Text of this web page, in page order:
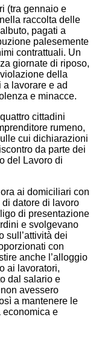
(tra gennaio e
raccolta delle
pagati a
palesemente
contrattuali. Un
giornate di riposo,
della
a lavorare e ad
e minacce.
cittadini
rumeno,
cui dichiarazioni
da parte dei
del Lavoro di
ai domiciliari con
datore di lavoro
di presentazione
e svolgevano
sull’attività dei
con
anche l’alloggio
ai lavoratori,
dal salario e
avessero
a mantenere le
economica e